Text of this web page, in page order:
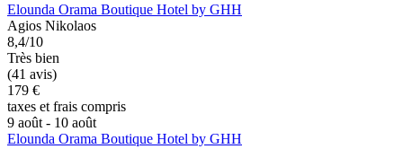
Elounda Orama Boutique Hotel by GHH
Agios Nikolaos
8,4/10
Très bien
(41 avis)
179 €
taxes et frais compris
9 août - 10 août
Elounda Orama Boutique Hotel by GHH